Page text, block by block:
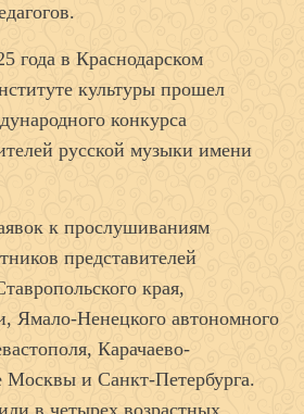
года в Краснодарском
культуры прошел
конкурса
русской музыки имени
к прослушиваниям
представителей
края,
Ямало-Ненецкого автономного
Карачаево-
Москвы и Санкт-Петербурга.